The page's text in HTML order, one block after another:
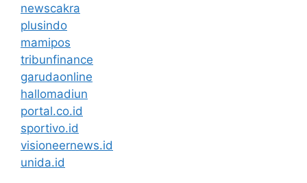
newscakra
plusindo
mamipos
tribunfinance
garudaonline
hallomadiun
portal.co.id
sportivo.id
visioneernews.id
unida.id